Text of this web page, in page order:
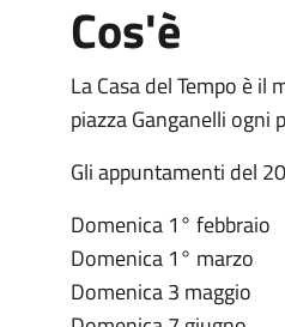
Cos'è
La Casa del Tempo è
piazza Ganganelli ogni
Gli appuntamenti del
Domenica 1° febbraio
Domenica 1° marzo
Domenica 3 maggio